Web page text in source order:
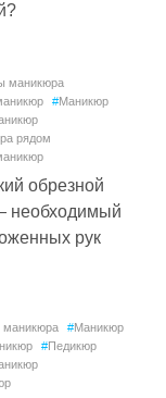
маникюра
#Маникюр
рядом
обрезной
необходимый
рук
маникюра #Маникюр
#Педикюр